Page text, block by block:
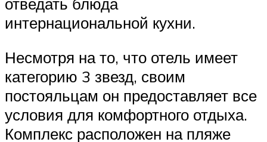
отведать блюда
интернациональной кухни.
Несмотря на то, что отель имеет
категорию 3 звезд, своим
постояльцам он предоставляет все
условия для комфортного отдыха.
Комплекс расположен на пляже